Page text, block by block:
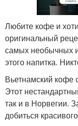
Любите кофе и
оригинальный
самых необычных
этого напитка.
Вьетнамский кофе
Этот
так и в Норвегии.
добиться